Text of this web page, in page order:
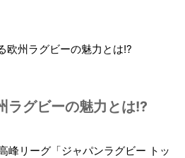
ラグビーの魅力とは!?
峰リーグ「ジャパンラグビー トッ